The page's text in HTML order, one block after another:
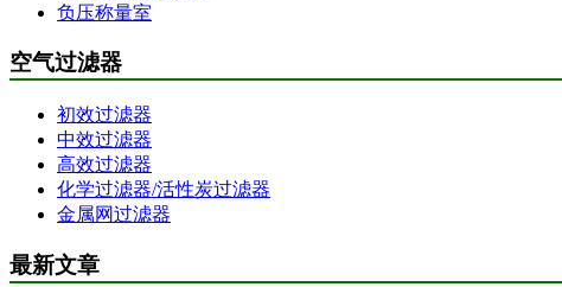
负压称量室
空气过滤器
初效过滤器
中效过滤器
高效过滤器
化学过滤器/活性炭过滤器
金属网过滤器
最新文章